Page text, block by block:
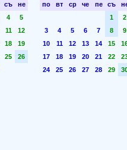
съ
не
4
5
11
12
18
19
25
26
по
вт ср че пе съ
1
2
3
4 5 6 7 8
9
10
11 12 13 14 15
17
18 19 20 21 22
24
25 26 27 28 29